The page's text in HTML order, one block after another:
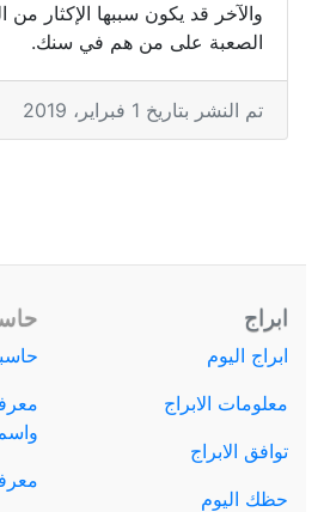
والآخر قد يكون سببها الإكثار من
الصعبة على من هم في سنك.
تم النشر بتاريخ 1 فبراير، 2019
ابراج
ابراج اليوم
معلومات الابراج
توافق الابراج
حظك اليوم